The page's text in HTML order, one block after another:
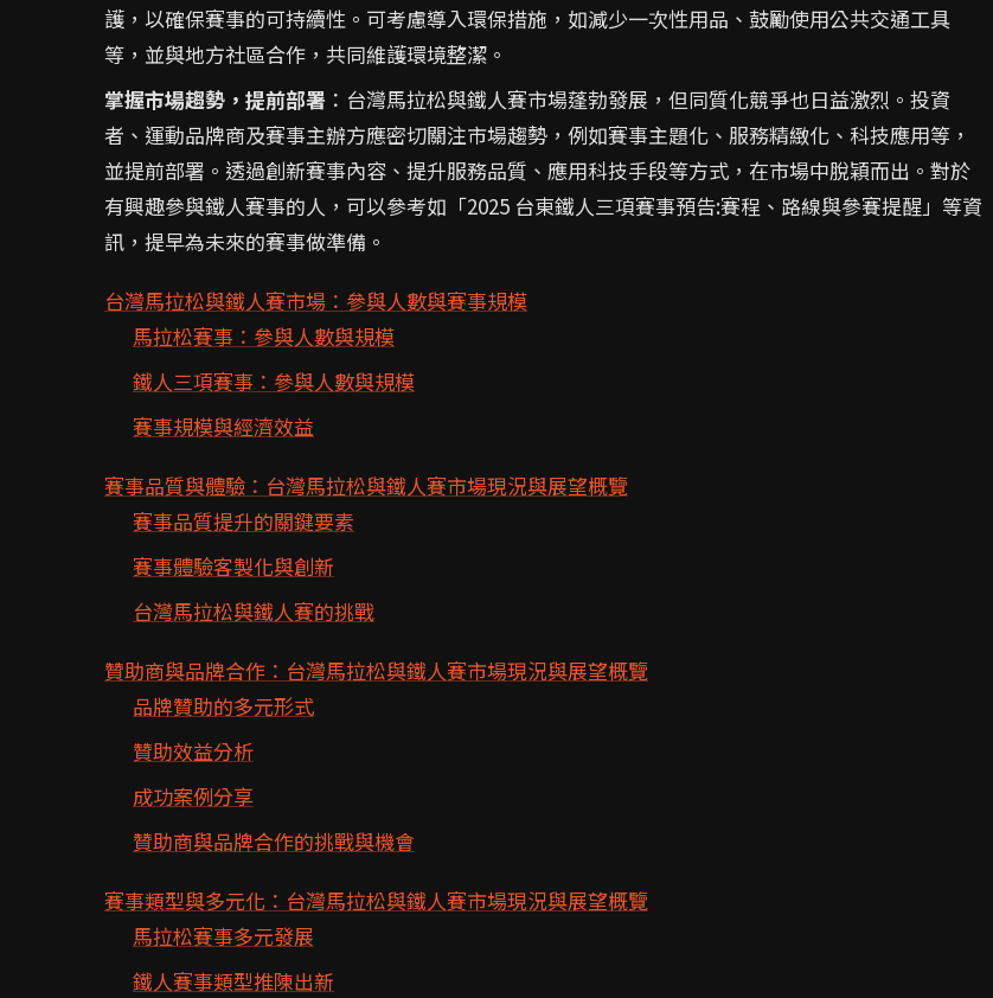
護，以確保賽事的可持續性。可考慮導入環保措施，如減少一次性用品、鼓勵使用公共交通工具
等，並與地方社區合作，共同維護環境整潔。
掌握市場趨勢，提前部署 ：台灣馬拉松與鐵人賽市場蓬勃發展，但同質化競爭也日益激烈。投資
者、運動品牌商及賽事主辦方應密切關注市場趨勢，例如賽事主題化、服務精緻化、科技應用等，
並提前部署。透過創新賽事內容、提升服務品質、應用科技手段等方式，在市場中脫穎而出。對於
有興趣參與鐵人賽事的人，可以參考如「2025 台東鐵人三項賽事預告:賽程、路線與參賽提醒」等資
訊，提早為未來的賽事做準備。
台灣馬拉松與鐵人賽市場：參與人數與賽事規模
馬拉松賽事：參與人數與規模
鐵人三項賽事：參與人數與規模
賽事規模與經濟效益
賽事品質與體驗：台灣馬拉松與鐵人賽市場現況與展望概覽
賽事品質提升的關鍵要素
賽事體驗客製化與創新
台灣馬拉松與鐵人賽的挑戰
贊助商與品牌合作：台灣馬拉松與鐵人賽市場現況與展望概覽
品牌贊助的多元形式
贊助效益分析
成功案例分享
贊助商與品牌合作的挑戰與機會
賽事類型與多元化：台灣馬拉松與鐵人賽市場現況與展望概覽
馬拉松賽事多元發展
鐵人賽事類型推陳出新